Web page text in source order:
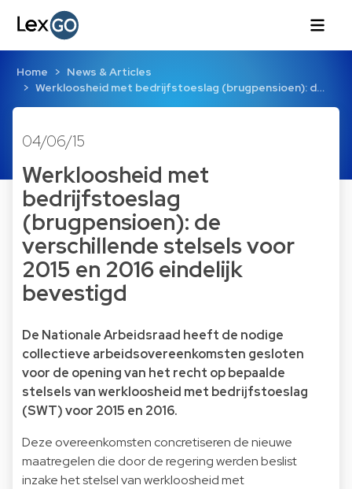
Home
News & Articles
Werkloosheid met bedrijfstoeslag (brugpensioen): d…
04/06/15
Werkloosheid met
bedrijfstoeslag
(brugpensioen): de
verschillende stelsels voor
2015 en 2016 eindelijk
bevestigd
De Nationale Arbeidsraad heeft de nodige
collectieve arbeidsovereenkomsten gesloten
voor de opening van het recht op bepaalde
stelsels van werkloosheid met bedrijfstoeslag
(SWT) voor 2015 en 2016.
Deze overeenkomsten concretiseren de nieuwe
maatregelen die door de regering werden beslist
inzake het stelsel van werkloosheid met